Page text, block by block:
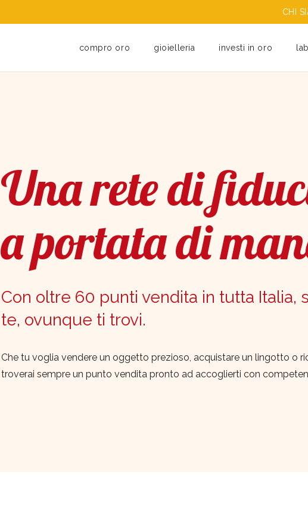
CHI
compro oro gioielleria investi in oro
Una rete di
a portata di
Con oltre 60 punti vendita in tutta Italia,
te, ovunque ti trovi.
Che tu voglia vendere un oggetto prezioso, acquistare un lingotto o
troverai sempre un punto vendita pronto ad accoglierti con